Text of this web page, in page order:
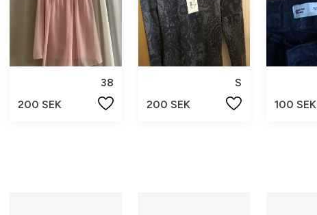
38
200 SEK
S
200 SEK
100 SEK